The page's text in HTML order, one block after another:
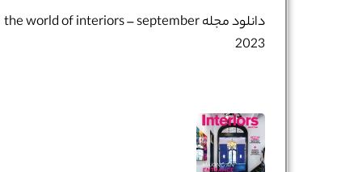
دانلود مجله the world of interiors – september
2023
شماره واتس‌اپ : *